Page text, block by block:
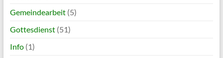
Gemeindearbeit(5)
Gottesdienst(51)
Info(1)